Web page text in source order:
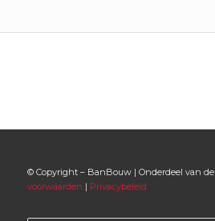
© Copyright – BanBouw | Onderdeel van de
voorwaarden | Privacybeleid